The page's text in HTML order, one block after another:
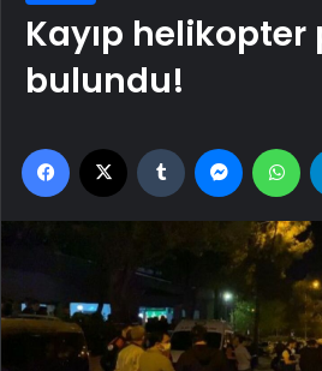
Kayıp
bulundu!
Facebook Tumblr